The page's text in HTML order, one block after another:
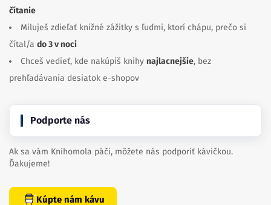
čítanie
Miluješ zdieľať knižné zážitky s ľuďmi, ktorí chápu, prečo si
čítal/a do 3 v noci
Chceš vedieť, kde nakúpiš knihy najlacnejšie, bez
prehľadávania desiatok e-shopov
Podporte nás
Ak sa vám Knihomola páči, môžete nás podporiť kávičkou.
Ďakujeme!
Kúpte nám kávu